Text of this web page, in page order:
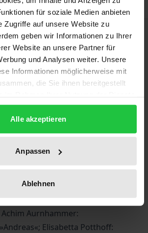
für soziale Medien anbieten
Zugriffe auf unsere Website zu
geben wir Informationen zu Ihrer
Website an unsere Partner für
und Analysen weiter. Unsere
Informationen möglicherweise mit
die Sie ihnen bereitgestellt
Alle akzeptieren
Anpassen
Ablehnen
Jahrbuch zur europäischen
das wichtigste Organ der
Darüber hinaus bietet es
Wissenschaftler zur
der Moderne. Hugo von
Dichter und die Leute; Hugo von
Gabriele d’Annunzio
Jacques Le Rider: La
de Hofmannsthal; Mathias
im Werk
Aurnhammer:
Elisabetta Potthoff: